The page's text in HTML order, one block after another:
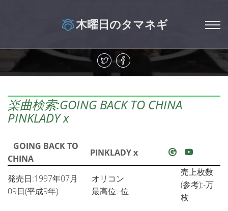
木曜日のタマネギ
楽曲検索:GOING BACK TO CHINA
PINKLADY x
GOING BACK TO
CHINA
PINKLADY x
発売日:1997年07月
09日(平成9年)
オリコン
最高位:-位
売上枚数
(参考):-万
枚